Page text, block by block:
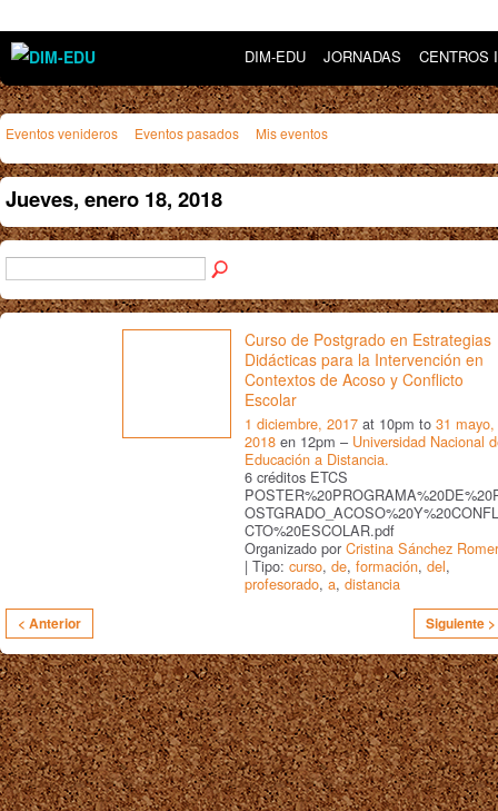
DIM-EDU JORNADAS CENTROS
Eventos venideros Eventos pasados Mis eventos
Jueves, enero 18, 2018
Curso de Postgrado en Estrategias
Didácticas para la Intervención en
Contextos de Acoso y Conflicto
Escolar
1 diciembre, 2017 at 10pm to 31 mayo,
2018 en 12pm – Universidad Nacional
Educación a Distancia.
6 créditos ETCS
CTO%20ESCOLAR.pdf
Organizado por Cristina Sánchez
| Tipo: curso, de, formación, del,
profesorado, a, distancia
< Anterior Siguiente >